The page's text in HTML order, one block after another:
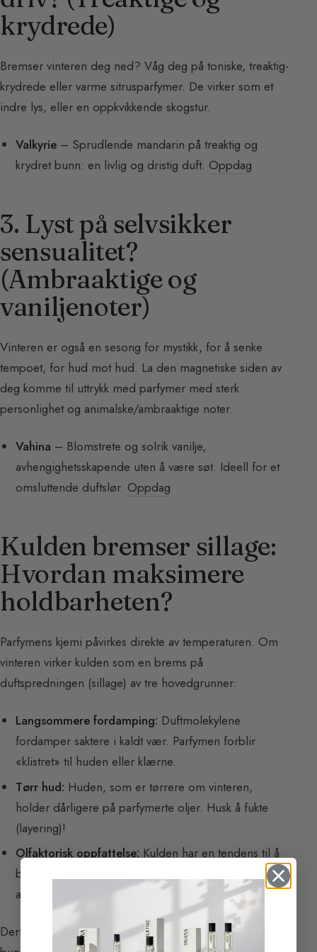
krydrede)
Bremser vinteren deg ned? Våg deg på toniske, treaktig-
krydrede eller varme sitrusparfymer. De virker som et
indre lys, eller en oppkvikkende skogstur.
Valkyrie – Sprudlende mandarin på treaktig og
krydret bunn: en livlig og dristig duft. Oppdag
3. Lyst på selvsikker
sensualitet?
(Ambraaktige og
vaniljenoter)
Vinteren er også en sesong for mystikk, for å senke
tempoet, for hud mot hud. La den magnetiske siden av
deg komme til uttrykk med parfymer med sterk
personlighet og animalske/ambraaktige noter.
Vahina – Blomstrete og solrik vanilje,
avhengighetsskapende uten å være søt. Ideell for et
omsluttende duftslør. Oppdag
Kulden bremser sillage:
Hvordan maksimere
holdbarheten?
Parfymens kjemi påvirkes direkte av temperaturen. Om
vinteren virker kulden som en brems på
duftspredningen (sillage) av tre hovedgrunner:
Langsommere fordamping: Duftmolekylene
fordamper saktere i kaldt vær. Parfymen forblir
«klistret» til huden eller klærne.
Tørr hud: Huden, som er tørrere om vinteren,
holder dårligere på parfymerte oljer. Husk å fukte
(layering)!
Olfaktorisk oppfattelse: Kulden har en tendens til å
bedøve nesen litt, noe som reduserer oppfattelsen
av friske toppnoter.
Derfor bør du om vinteren foretrekke kraftige